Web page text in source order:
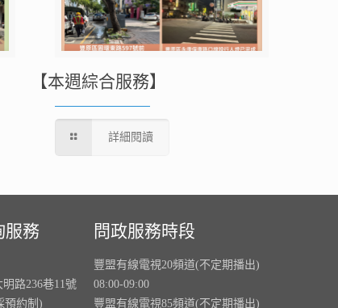
【本週綜合服務】
詳細閱讀
服務
路236巷11號
預約制)
問政服務時段
豐盟有線電視20頻道(不定期播出)
08:00-09:00
豐盟有線電視85頻道(不定期播出)